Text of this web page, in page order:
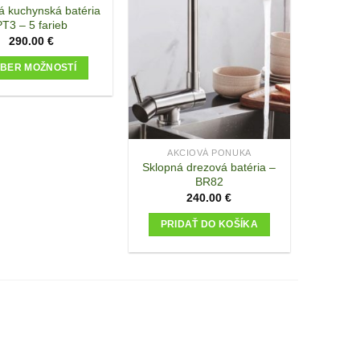
The
options
may
be
kuchynská batéria
– 5 farieb
290.00€
MOŽNOSTÍ
AKCIOVÁ PONUKA
Sklopná drezová batéria –
BR82
240.00€
PRIDAŤ DO KOŠÍKA